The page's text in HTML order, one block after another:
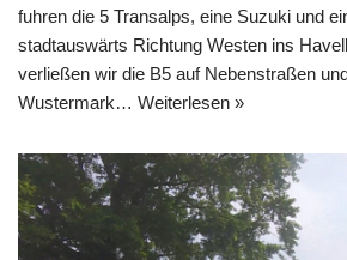
fuhren die 5 Transalps, eine Suzuki und
stadtauswärts Richtung Westen ins
verließen wir die B5 auf Nebenstraßen
Wustermark… Weiterlesen »